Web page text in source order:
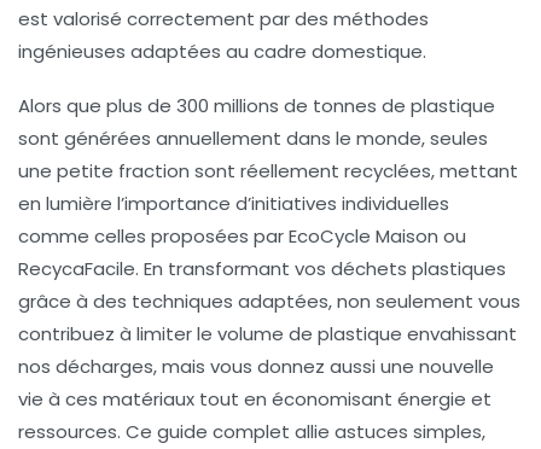
est valorisé correctement par des méthodes
ingénieuses adaptées au cadre domestique.
Alors que plus de 300 millions de tonnes de plastique
sont générées annuellement dans le monde, seules
une petite fraction sont réellement recyclées, mettant
en lumière l’importance d’initiatives individuelles
comme celles proposées par EcoCycle Maison ou
RecycaFacile. En transformant vos déchets plastiques
grâce à des techniques adaptées, non seulement vous
contribuez à limiter le volume de plastique envahissant
nos décharges, mais vous donnez aussi une nouvelle
vie à ces matériaux tout en économisant énergie et
ressources. Ce guide complet allie astuces simples,